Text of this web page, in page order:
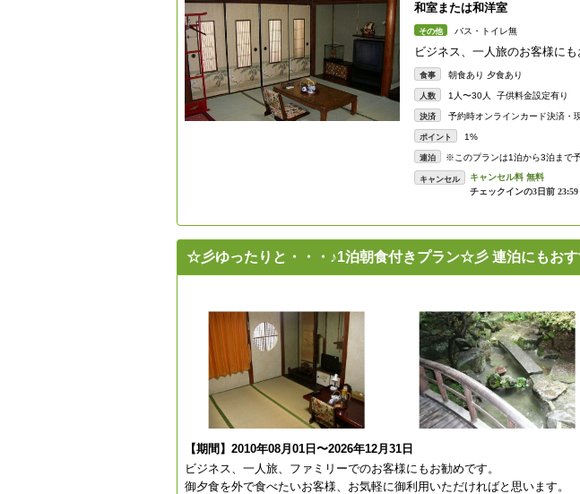
和室または和洋室
その他 バス・トイレ無
ビジネス、一人旅のお客様にも
食事 朝食あり 夕食あり
人数 1人〜30人 子供料金設定有り
決済 予約時オンラインカード決済・
ポイント 1%
連泊 ※このプランは1泊から3泊まで
キャンセル
☆彡ゆったりと・・・♪1泊朝食付きプラン☆彡 連泊にもおす
【期間】2010年08月01日〜2026年12月31日
ビジネス、一人旅、ファミリーでのお客様にもお勧めです。
御夕食を外で食べたいお客様、お気軽に御利用いただければと思います。